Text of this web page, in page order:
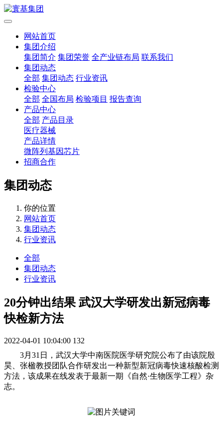
网站首页
集团介绍
集团简介 集团荣誉 全产业链布局 联系我们
集团动态
全部 集团动态 行业资讯
检验中心
全部 全国布局 检验项目 报告查询
产品中心
全部 产品目录
医疗器械
产品详情
微阵列基因芯片
招商合作
集团动态
你的位置
网站首页
集团动态
行业资讯
全部
集团动态
行业资讯
20分钟出结果 武汉大学研发出新冠病毒
快检新方法
2022-04-01 10:04:00 132
3月31日，武汉大学中南医院医学研究院公布了由该院殷
昊、张楹教授团队合作研发出一种新型新冠病毒快速核酸检测
方法，该成果在线发表于最新一期《自然·生物医学工程》杂
志。